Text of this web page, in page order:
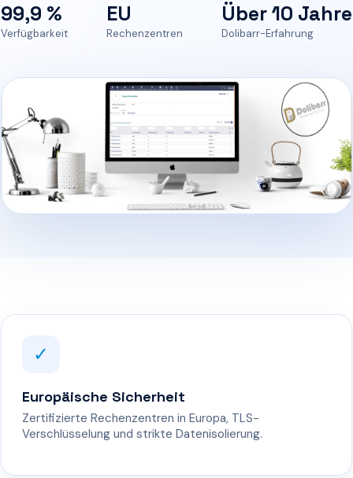
99,9 %
Verfügbarkeit
EU
Rechenzentren
Über 10 Jahre
Dolibarr-Erfahrung
✓
Europäische Sicherheit
Zertifizierte Rechenzentren in Europa, TLS-
Verschlüsselung und strikte Datenisolierung.